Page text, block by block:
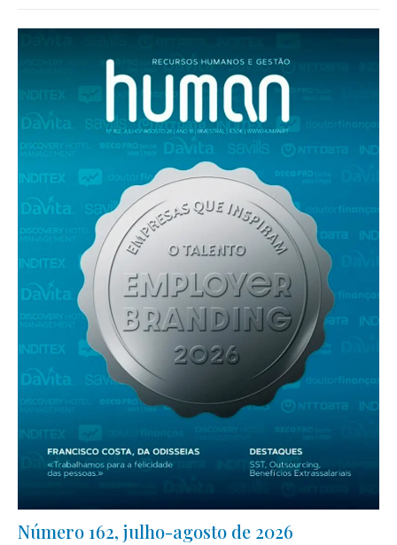
Número 162, julho-agosto de 2026